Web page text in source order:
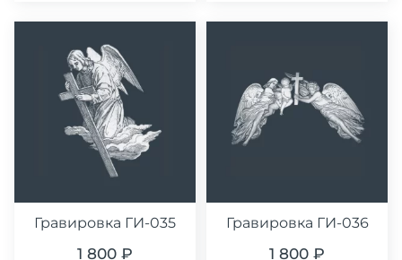
Гравировка ГИ-035
1 800 ₽
Гравировка ГИ-036
1 800 ₽